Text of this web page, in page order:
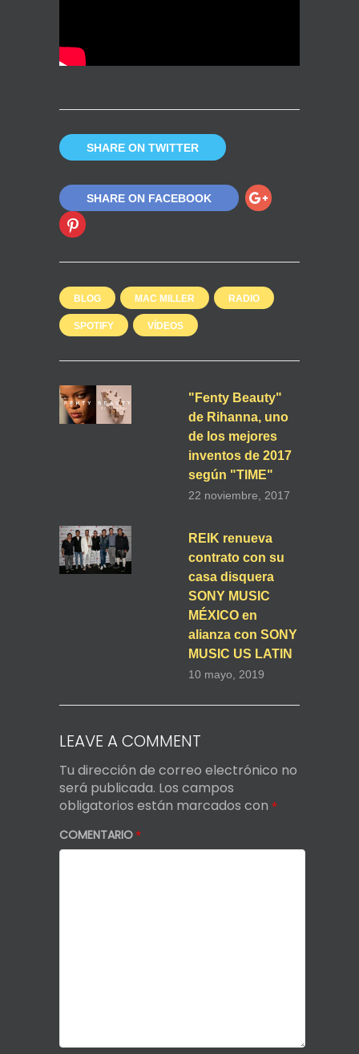
SHARE ON TWITTER
SHARE ON FACEBOOK
BLOG MAC MILLER RADIO
SPOTIFY VÍDEOS
"Fenty Beauty"
de Rihanna, uno
de los mejores
inventos de 2017
según "TIME"
22 noviembre, 2017
REIK renueva
contrato con su
casa disquera
SONY MUSIC
MÉXICO en
alianza con SONY
MUSIC US LATIN
10 mayo, 2019
LEAVE A COMMENT
Tu dirección de correo electrónico no
será publicada. Los campos
obligatorios están marcados con *
COMENTARIO*